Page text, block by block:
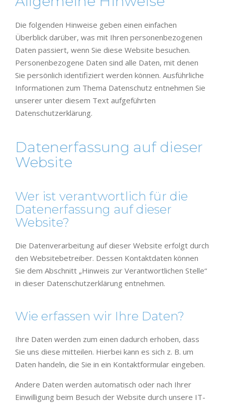
Die folgenden Hinweise geben einen einfachen
Überblick darüber, was mit Ihren personenbezogenen
Daten passiert, wenn Sie diese Website besuchen.
Personenbezogene Daten sind alle Daten, mit denen
Sie persönlich identifiziert werden können. Ausführliche
Informationen zum Thema Datenschutz entnehmen Sie
unserer unter diesem Text aufgeführten
Datenschutzerklärung.
Datenerfassung auf dieser
Website
Wer ist verantwortlich für die
Datenerfassung auf dieser
Website?
Die Datenverarbeitung auf dieser Website erfolgt durch
den Websitebetreiber. Dessen Kontaktdaten können
Sie dem Abschnitt „Hinweis zur Verantwortlichen Stelle“
in dieser Datenschutzerklärung entnehmen.
Wie erfassen wir Ihre Daten?
Ihre Daten werden zum einen dadurch erhoben, dass
Sie uns diese mitteilen. Hierbei kann es sich z. B. um
Daten handeln, die Sie in ein Kontaktformular eingeben.
Andere Daten werden automatisch oder nach Ihrer
Einwilligung beim Besuch der Website durch unsere IT-